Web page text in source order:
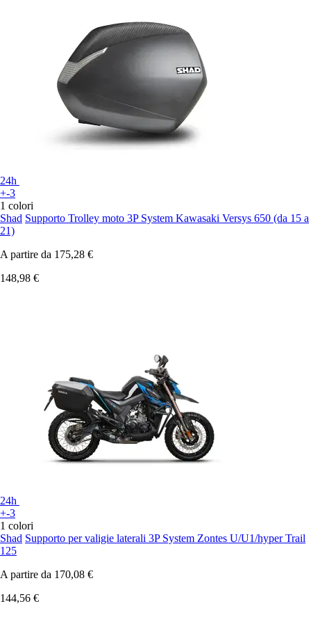
24h
+-3
1 colori
Shad Supporto Trolley moto 3P System Kawasaki Versys 650 (da 15 a
21)
A partire da 175,28 €
148,98 €
24h
+-3
1 colori
Shad Supporto per valigie laterali 3P System Zontes U/U1/hyper Trail
125
A partire da 170,08 €
144,56 €